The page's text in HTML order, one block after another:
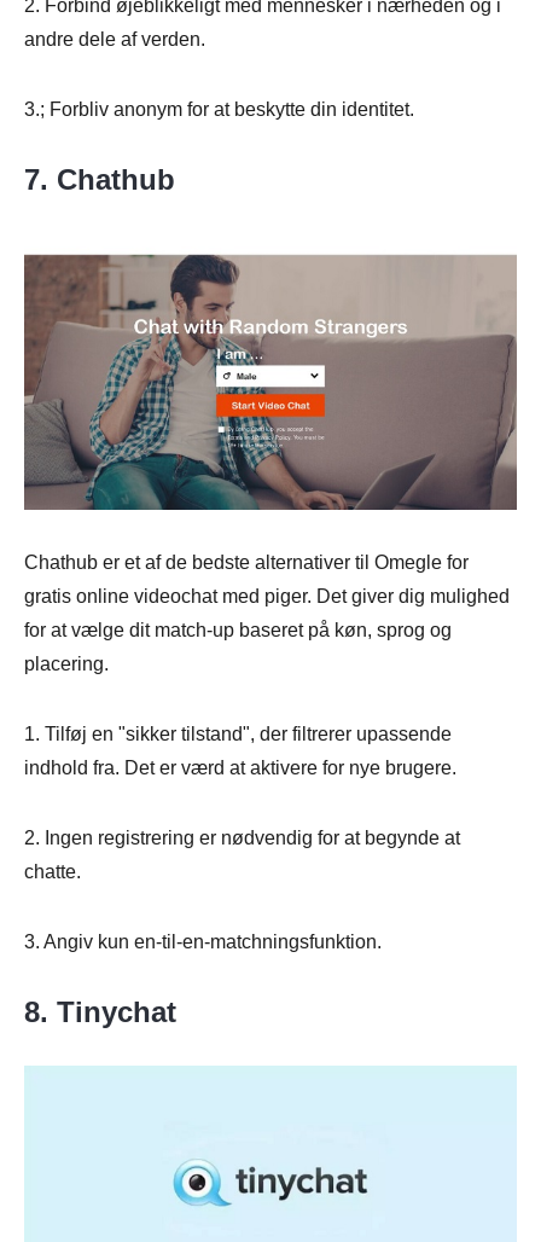
2. Forbind øjeblikkeligt med mennesker i nærheden og i
andre dele af verden.
3.; Forbliv anonym for at beskytte din identitet.
7. Chathub
Chathub er et af de bedste alternativer til Omegle for
gratis online videochat med piger. Det giver dig mulighed
for at vælge dit match-up baseret på køn, sprog og
placering.
1. Tilføj en "sikker tilstand", der filtrerer upassende
indhold fra. Det er værd at aktivere for nye brugere.
2. Ingen registrering er nødvendig for at begynde at
chatte.
3. Angiv kun en-til-en-matchningsfunktion.
8. Tinychat